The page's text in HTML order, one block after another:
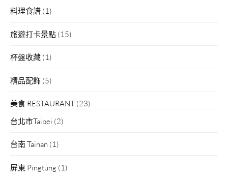
料理食譜 (1)
旅遊打卡景點 (15)
杯盤收藏 (1)
精品配飾 (5)
美食 RESTAURANT (23)
台北市Taipei (2)
台南 Tainan (1)
屏東 Pingtung (1)